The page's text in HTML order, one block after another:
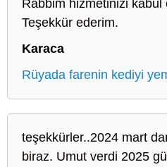
Rabbim hizmetinizi kabul
Teşekkür ederim.
Karaca
Rüyada farenin kediyi
teşekkürler..2024 mart
biraz. Umut verdi 2025